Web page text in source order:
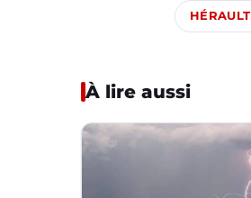
HÉRAULT
À lire aussi